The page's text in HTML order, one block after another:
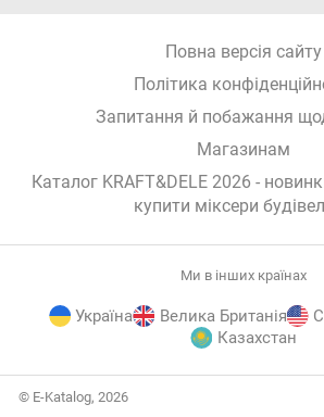
р
д
о
е
ш
Повна версія сайту
Політика
Запитання й побажання
Магазинам
Каталог KRAFT&DELE 2026 -
купити міксери
Ми в інших країнах
Україна Велика Британія
Казахстан
© E-Katalog, 2026